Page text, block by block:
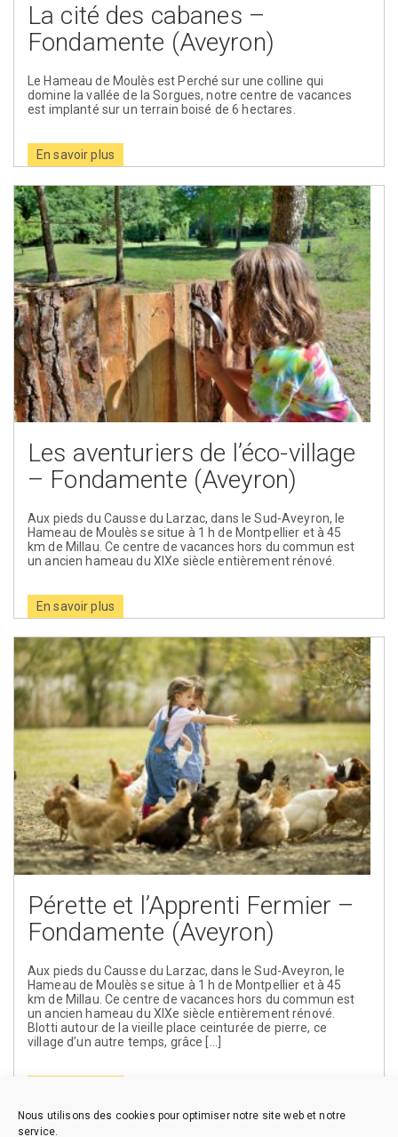
Nous utilisons des cookies pour optimiser notre site web et notre
service.
La cité des cabanes –
Fondamente (Aveyron)
Le Hameau de Moulès est Perché sur une colline qui
domine la vallée de la Sorgues, notre centre de vacances
est implanté sur un terrain boisé de 6 hectares.
En savoir plus
Les aventuriers de l’éco-village
– Fondamente (Aveyron)
Aux pieds du Causse du Larzac, dans le Sud-Aveyron, le
Hameau de Moulès se situe à 1 h de Montpellier et à 45
km de Millau. Ce centre de vacances hors du commun est
un ancien hameau du XIXe siècle entièrement rénové.
En savoir plus
Pérette et l’Apprenti Fermier –
Fondamente (Aveyron)
Aux pieds du Causse du Larzac, dans le Sud-Aveyron, le
Hameau de Moulès se situe à 1 h de Montpellier et à 45
km de Millau. Ce centre de vacances hors du commun est
un ancien hameau du XIXe siècle entièrement rénové.
Blotti autour de la vieille place ceinturée de pierre, ce
village d’un autre temps, grâce […]